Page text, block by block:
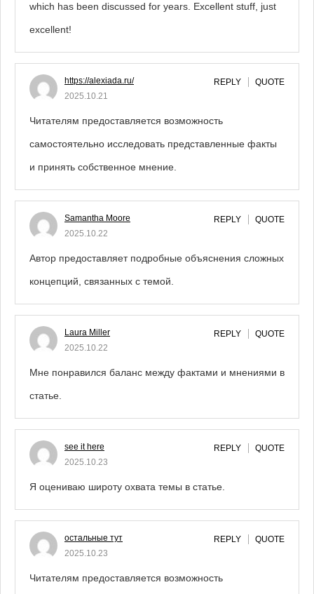
which has been discussed for years. Excellent stuff, just
excellent!
https://alexiada.ru/
2025.10.21
REPLY QUOTE
Читателям предоставляется возможность
самостоятельно исследовать представленные факты
и принять собственное мнение.
Samantha Moore
2025.10.22
REPLY QUOTE
Автор предоставляет подробные объяснения сложных
концепций, связанных с темой.
Laura Miller
2025.10.22
REPLY QUOTE
Мне понравился баланс между фактами и мнениями в
статье.
see it here
2025.10.23
REPLY QUOTE
Я оцениваю широту охвата темы в статье.
остальные тут
2025.10.23
REPLY QUOTE
Читателям предоставляется возможность